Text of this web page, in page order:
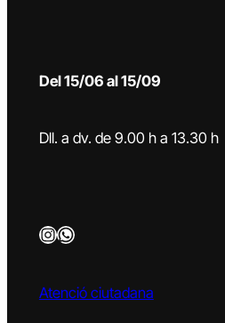
Del 15/06 al 15/09
Dll. a dv. de 9.00 h a 13.30 h
InstagramWhatsApp
Atenció ciutadana